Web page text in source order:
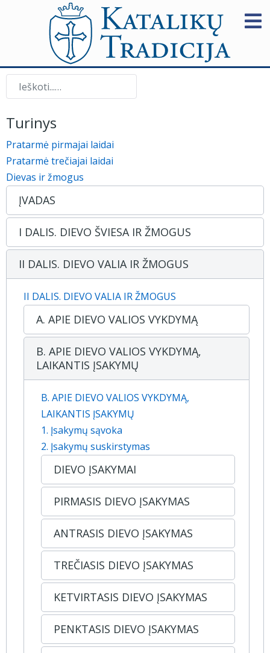
Paieška
Turinys
Pratarmė pirmajai laidai
Pratarmė trečiajai laidai
Dievas ir žmogus
ĮVADAS
I DALIS. DIEVO ŠVIESA IR ŽMOGUS
II DALIS. DIEVO VALIA IR ŽMOGUS
II DALIS. DIEVO VALIA IR ŽMOGUS
A. APIE DIEVO VALIOS VYKDYMĄ
B. APIE DIEVO VALIOS VYKDYMĄ,
LAIKANTIS ĮSAKYMŲ
B. APIE DIEVO VALIOS VYKDYMĄ,
LAIKANTIS ĮSAKYMŲ
1. Įsakymų sąvoka
2. Įsakymų suskirstymas
DIEVO ĮSAKYMAI
PIRMASIS DIEVO ĮSAKYMAS
ANTRASIS DIEVO ĮSAKYMAS
TREČIASIS DIEVO ĮSAKYMAS
KETVIRTASIS DIEVO ĮSAKYMAS
PENKTASIS DIEVO ĮSAKYMAS